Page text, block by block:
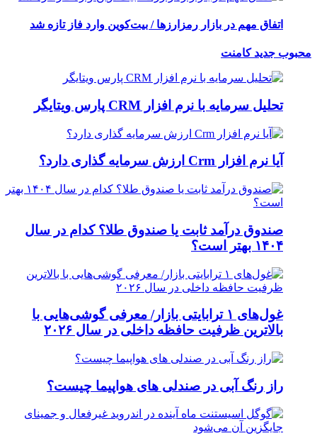
اتفاق مهم در بازار رمزارزها / بیت‌کوین وارد فاز تازه شد
محبوب جدیدکامنت
تحلیل سرمایه با نرم افزار CRM پارس ویتایگر
آیا نرم افزار Crm ارزش سرمایه گذاری دارد؟
صندوق درآمد ثابت یا صندوق طلا؟ کدام در سال
۱۴۰۴ بهتر است؟
غول‌های ۱ ترابایتی بازار/ معرفی گوشی‌هایی با
بالاترین ظرفیت حافظه داخلی در سال ۲۰۲۶
راز رنگ آبی در صندلی های هواپیما چیست؟